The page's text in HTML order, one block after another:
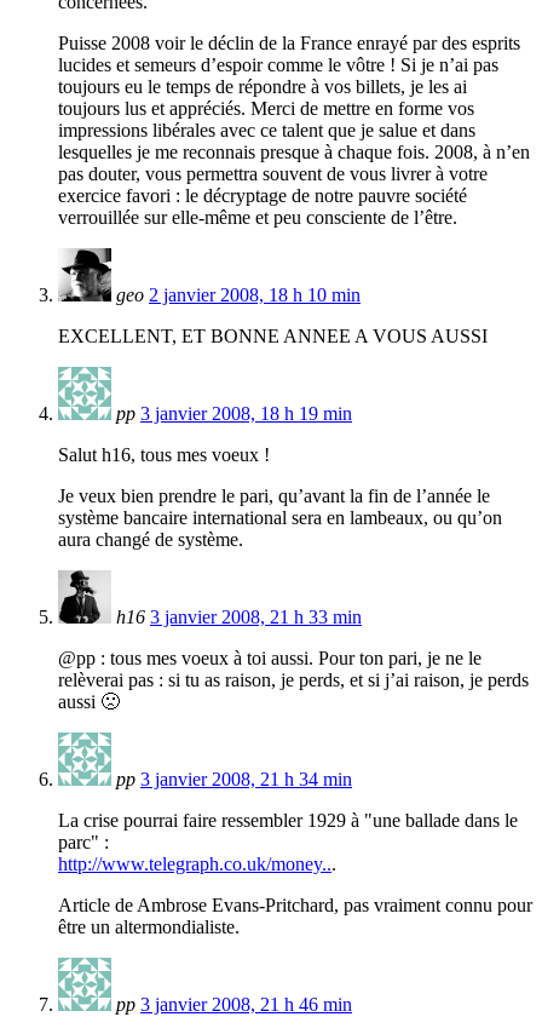
Puisse 2008 voir le déclin de la France enrayé par des esprits
lucides et semeurs d’espoir comme le vôtre ! Si je n’ai pas
toujours eu le temps de répondre à vos billets, je les ai
toujours lus et appréciés. Merci de mettre en forme vos
impressions libérales avec ce talent que je salue et dans
lesquelles je me reconnais presque à chaque fois. 2008, à n’en
pas douter, vous permettra souvent de vous livrer à votre
exercice favori : le décryptage de notre pauvre société
verrouillée sur elle-même et peu consciente de l’être.
geo 2 janvier 2008, 18 h 10 min
EXCELLENT, ET BONNE ANNEE A VOUS AUSSI
pp 3 janvier 2008, 18 h 19 min
Salut h16, tous mes voeux !
Je veux bien prendre le pari, qu’avant la fin de l’année le
système bancaire international sera en lambeaux, ou qu’on
aura changé de système.
h16 3 janvier 2008, 21 h 33 min
@pp : tous mes voeux à toi aussi. Pour ton pari, je ne le
relèverai pas : si tu as raison, je perds, et si j’ai raison, je perds
aussi 🙁
pp 3 janvier 2008, 21 h 34 min
La crise pourrai faire ressembler 1929 à "une ballade dans le
parc" :
http://www.telegraph.co.uk/money...
Article de Ambrose Evans-Pritchard, pas vraiment connu pour
être un altermondialiste.
pp 3 janvier 2008, 21 h 46 min